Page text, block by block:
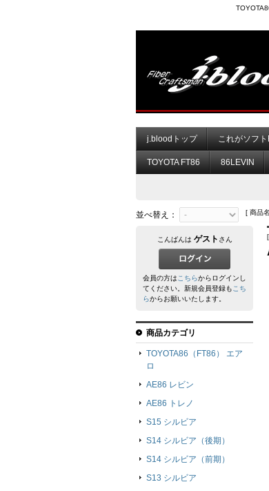
j.bloodトップ これがソフト
TOYOTA FT86 86LEVIN
並べ替え： [ 商品
こんばんは ゲスト さん
会員の方はこちらからログインし
てください。新規会員登録もこち
らからお願いいたします。
商品カテゴリ
TOYOTA86（FT86） エア
ロ
AE86 レビン
AE86 トレノ
S15 シルビア
S14 シルビア（後期）
S14 シルビア（前期）
S13 シルビア